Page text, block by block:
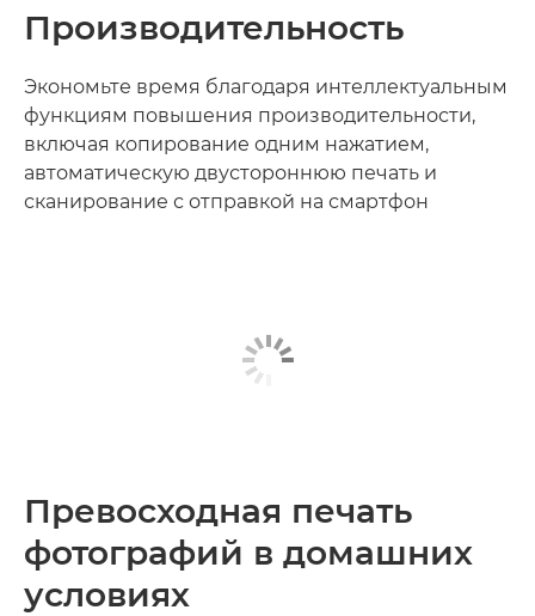
Производительность
Экономьте время благодаря интеллектуальным
функциям повышения производительности,
включая копирование одним нажатием,
автоматическую двустороннюю печать и
сканирование с отправкой на смартфон
Превосходная печать
фотографий в домашних
условиях